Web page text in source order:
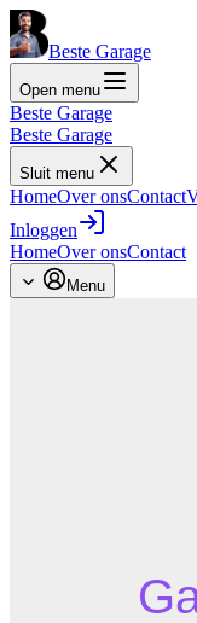
Beste Garage
Open menu
Beste Garage
Beste Garage
Sluit menu
HomeOver onsContact
Inloggen
HomeOver onsContact
Menu